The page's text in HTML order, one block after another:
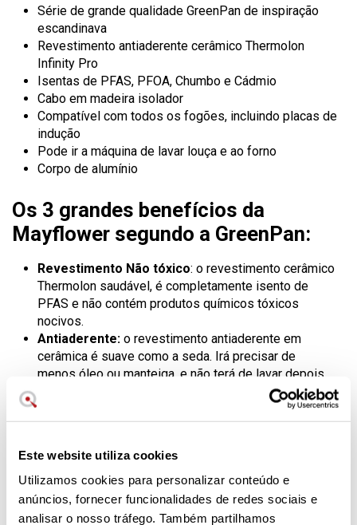
Este website utiliza cookies
Utilizamos cookies para personalizar conteúdo e
anúncios, fornecer funcionalidades de redes sociais e
analisar o nosso tráfego. Também partilhamos
Série de grande qualidade GreenPan de inspiração
escandinava
Revestimento antiaderente cerâmico Thermolon
Infinity Pro
Isentas de PFAS, PFOA, Chumbo e Cádmio
Cabo em madeira isolador
Compatível com todos os fogões, incluindo placas de
indução
Pode ir a máquina de lavar louça e ao forno
Corpo de alumínio
Os 3 grandes benefícios da
Mayflower segundo a GreenPan:
Revestimento Não tóxico: o revestimento cerâmico
Thermolon saudável, é completamente isento de
PFAS e não contém produtos químicos tóxicos
nocivos.
Antiaderente: o revestimento antiaderente em
cerâmica é suave como a seda. Irá precisar de
menos óleo ou manteiga, e não terá de lavar depois.